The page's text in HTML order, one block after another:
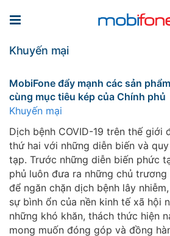
Khuyến mại
MobiFone đẩy mạnh các sản
cùng mục tiêu kép của Chính phủ
Khuyến mại
Dịch bệnh COVID-19 trên thế giới
thứ hai với những diễn biến và
tạp. Trước những diễn biến phức
phủ luôn đưa ra những chủ
để ngăn chặn dịch bệnh lây
sự bình ổn của nền kinh tế xã hội
những khó khăn, thách thức hiện
mong muốn đóng góp và đồng